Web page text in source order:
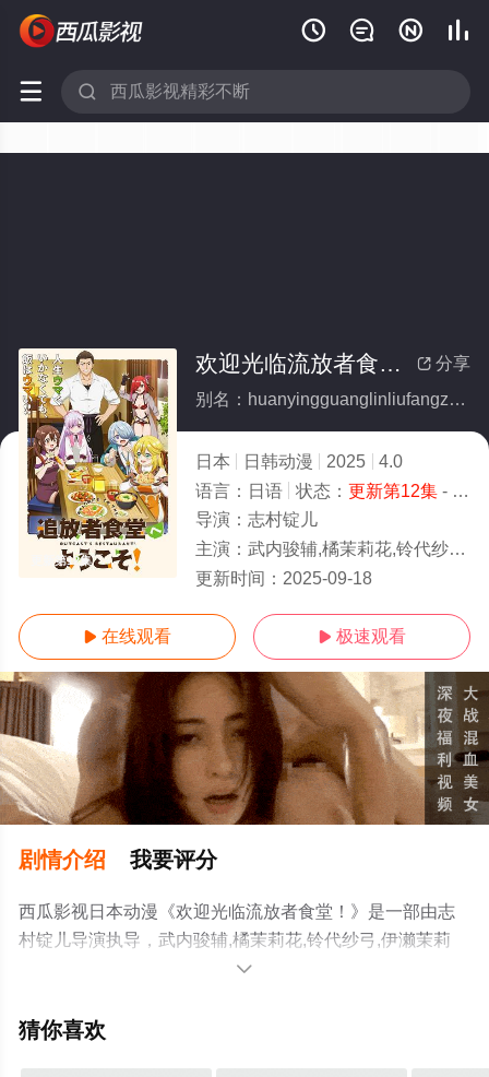
   
 
更新第12集
 分享
欢迎光临流放者食堂！
别名：huanyingguanglinliufangzheshitang
日本 日韩动漫 2025
4.0
语言： 日语 状态： 更新第12集- 免费在线观看
导演： 志村锭儿
主演： 武内骏辅,橘茉莉花,铃代纱弓,伊濑茉莉也,松田飒水,铃木崚汰,安济知佳
更新时间： 2025-09-18
 在线观看  极速观看
剧情介绍 我要评分
西瓜影视日本动漫《欢迎光临流放者食堂！》是一部由志
村锭儿导演执导，武内骏辅,橘茉莉花,铃代纱弓,伊濑茉莉
也,松田飒水,铃木崚汰,安济知佳等演员精彩演绎的日本动
院，更多相关信息可移步至豆瓣动漫、电视猫或剧情网等

猜你喜欢